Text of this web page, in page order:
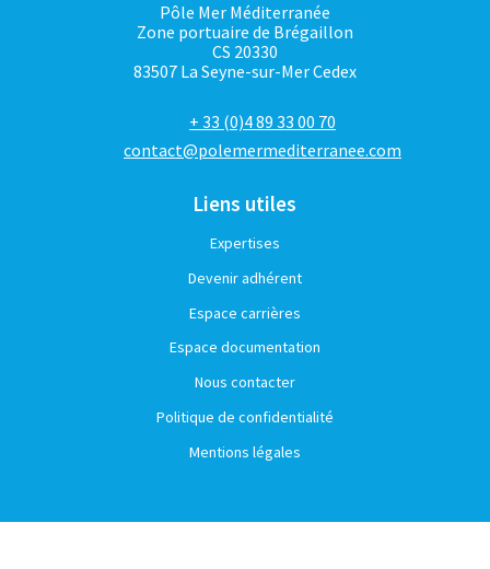
Pôle Mer Méditerranée
Zone portuaire de Brégaillon
CS 20330
83507 La Seyne-sur-Mer Cedex
+ 33 (0)4 89 33 00 70
contact@polemermediterranee.com
Liens utiles
Expertises
Devenir adhérent
Espace carrières
Espace documentation
Nous contacter
Politique de confidentialité
Mentions légales